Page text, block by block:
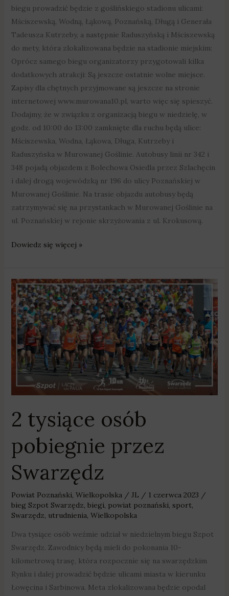
biegu prowadzić będzie z goślińskiego stadionu ulicami:
Mściszewską, Wodną, Łąkową, Poznańską, Długą i Generała
Tadeusza Kutrzeby, a następnie Raduszyńską i Mściszewską
do mety, która zlokalizowana będzie na stadionie miejskim:
Oprócz samego biegu organizatorzy przygotowali kilka
dodatkowych atrakcji: Są jeszcze ostatnie wolne miejsce.
Zapisy dla chętnych przyjmowane są jeszcze na stronie
internetowej www.murowana10.pl, warto więc się spieszyć.
Dodajmy, że w związku z organizacją biegu w niedzielę, w
godz. od 10:00 do 13:00 zamknięte dla ruchu będą ulice:
Mściszewska, Wodna, Łąkowa, Długa, Kutrzeby i
Raduszyńska w Murowanej Goślinie. Autobusy linii nr 342 i
348 pojadą objazdem z Bolechowa Osiedla przez Szlachęcin
i dalej drogą wojewódzką nr 196 do ulicy Poznańskiej w
Murowanej Goślinie. Na trasie objazdu autobusy będą
zatrzymywać się na przystankach w Murowanej Goślinie na
ul. Poznańskiej w rejonie skrzyżowania z ul. Krokusową.
Dowiedz się więcej »
2 tysiące osób
pobiegnie przez
Swarzędz
Powiat Poznański, Wielkopolska/ JL / 1 czerwca 2023 /
bieg Szpot Swarzędz, biegi, powiat poznański, sport,
Swarzędz, utrudnienia, Wielkopolska
Dwa tysiące osób weźmie udział w niedzielnym biegu Szpot
Swarzędz. Zawodnicy będą mieli do pokonania 10-
kilometrową trasę, która rozpocznie się na swarzędzkim
Rynku i dalej prowadzić będzie ulicami miasta w kierunku
Łowęcina i Sarbinowa. Meta zlokalizowana będzie opodal
2
tysiące
osób
pobiegnie
przez
Swarzędz